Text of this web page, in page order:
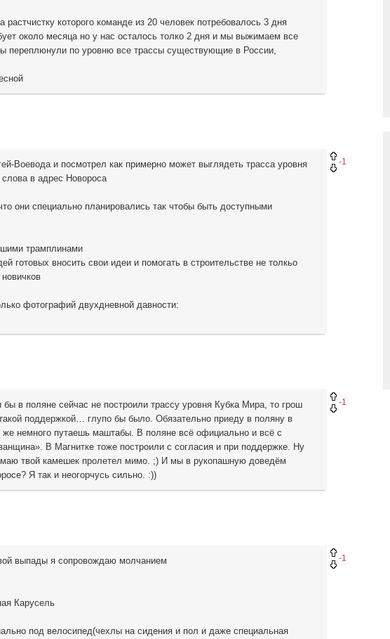
которого команде из 20 человек потребовалось 3 дня
около месяца но у нас осталось толко 2 дня и мы выжимаем все
переплюнули по уровню все трассы существующие в России,
-1
Воевода и посмотрел как примерно может выглядеть трасса уровня
в адрес Новороса
они специально планировались так чтобы быть доступными
трамплинами
готовых вносить свои идеи и помогать в строительстве не толкьо
фотографий двухдневной давности:
-1
в поляне сейчас не построили трассу уровня Кубка Мира, то грош
поддержкой… глупо бы было. Обязательно приеду в поляну в
немного путаешь маштабы. В поляне всё официально и всё с
В Магнитке тоже построили с согласия и при поддержке. Ну
твой камешек пролетел мимо. ;) И мы в рукопашную доведём
Я так и неогорчусь сильно. :))
-1
выпады я сопровождаю молчанием
Карусель
под велосипед(чехлы на сидения и пол и даже специальная